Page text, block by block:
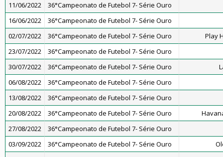
11/06/2022
36°Campeonato de Futebol 7- Série Ouro
16/06/2022
36°Campeonato de Futebol 7- Série Ouro
02/07/2022
36°Campeonato de Futebol 7- Série Ouro
Play
23/07/2022
36°Campeonato de Futebol 7- Série Ouro
30/07/2022
36°Campeonato de Futebol 7- Série Ouro
06/08/2022
36°Campeonato de Futebol 7- Série Ouro
13/08/2022
36°Campeonato de Futebol 7- Série Ouro
20/08/2022
36°Campeonato de Futebol 7- Série Ouro
27/08/2022
36°Campeonato de Futebol 7- Série Ouro
03/09/2022
36°Campeonato de Futebol 7- Série Ouro